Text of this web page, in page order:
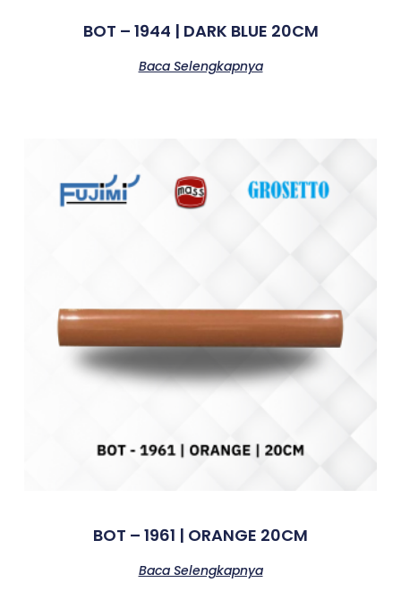
BOT – 1944 | DARK BLUE 20CM
Baca Selengkapnya
BOT – 1961 | ORANGE 20CM
Baca Selengkapnya